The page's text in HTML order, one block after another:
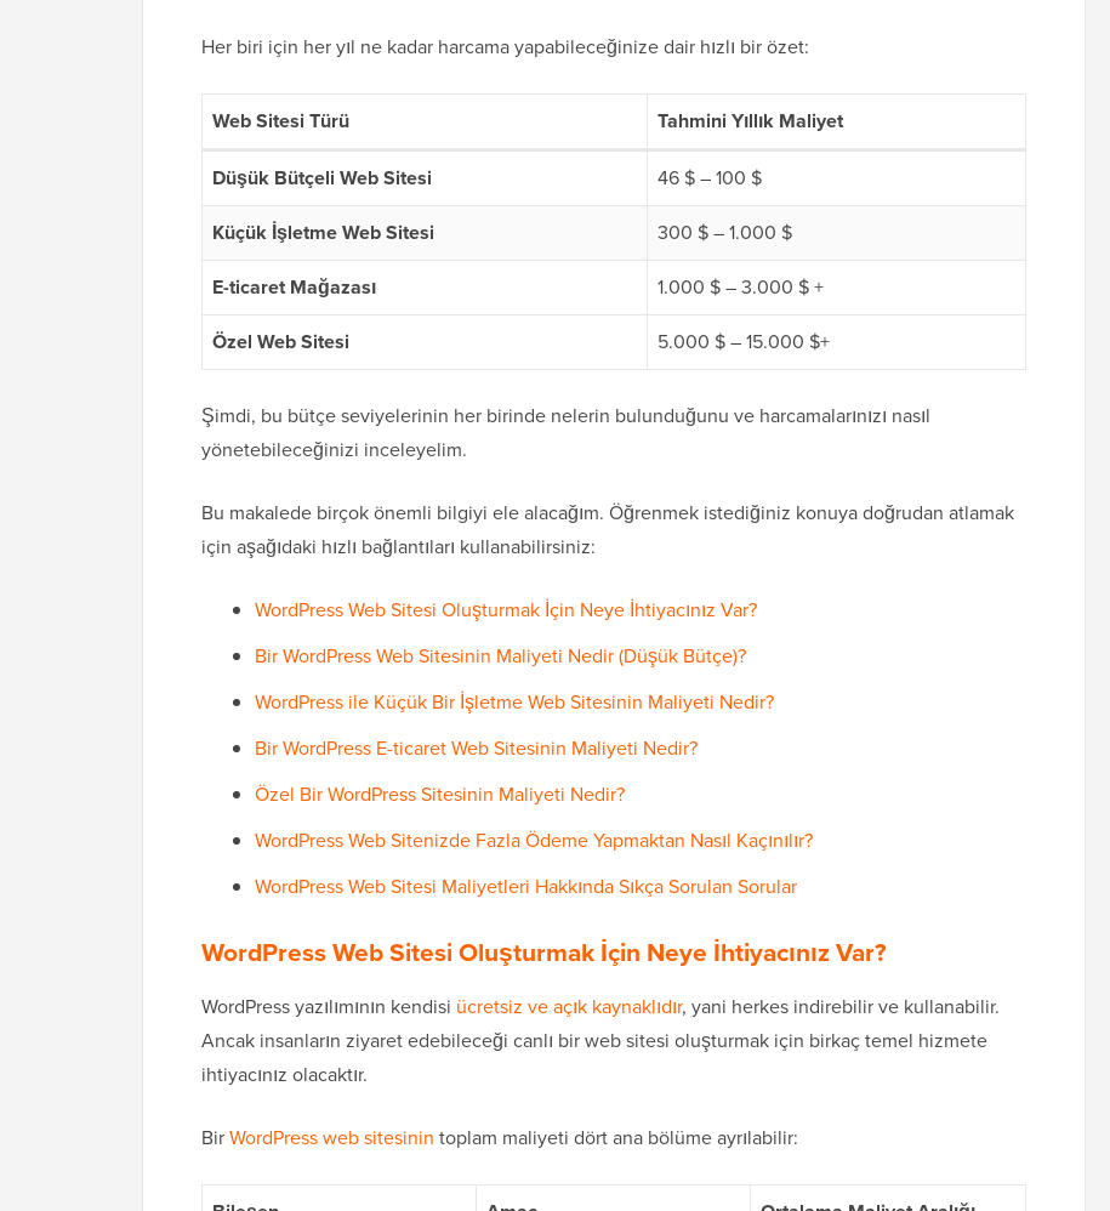
Her biri için her yıl ne kadar harcama yapabileceğinize dair hızlı bir özet:
Web Sitesi Türü Tahmini Yıllık Maliyet
Düşük Bütçeli Web Sitesi
46 $ – 100 $
Küçük İşletme Web Sitesi
300 $ – 1.000 $
E-ticaret Mağazası
1.000 $ – 3.000 $ +
Özel Web Sitesi
5.000 $ – 15.000 $+
Şimdi, bu bütçe seviyelerinin her birinde nelerin bulunduğunu ve harcamalarınızı nasıl
yönetebileceğinizi inceleyelim.
Bu makalede birçok önemli bilgiyi ele alacağım. Öğrenmek istediğiniz konuya doğrudan atlamak
için aşağıdaki hızlı bağlantıları kullanabilirsiniz:
WordPress Web Sitesi Oluşturmak İçin Neye İhtiyacınız Var?
Bir WordPress Web Sitesinin Maliyeti Nedir (Düşük Bütçe)?
WordPress ile Küçük Bir İşletme Web Sitesinin Maliyeti Nedir?
Bir WordPress E-ticaret Web Sitesinin Maliyeti Nedir?
Özel Bir WordPress Sitesinin Maliyeti Nedir?
WordPress Web Sitenizde Fazla Ödeme Yapmaktan Nasıl Kaçınılır?
WordPress Web Sitesi Maliyetleri Hakkında Sıkça Sorulan Sorular
WordPress Web Sitesi Oluşturmak İçin Neye İhtiyacınız Var?
WordPress yazılımının kendisi ücretsiz ve açık kaynaklıdır, yani herkes indirebilir ve kullanabilir.
Ancak insanların ziyaret edebileceği canlı bir web sitesi oluşturmak için birkaç temel hizmete
ihtiyacınız olacaktır.
BirWordPress web sitesinin toplam maliyeti dört ana bölüme ayrılabilir: